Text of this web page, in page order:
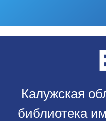
Калужская
библиотека